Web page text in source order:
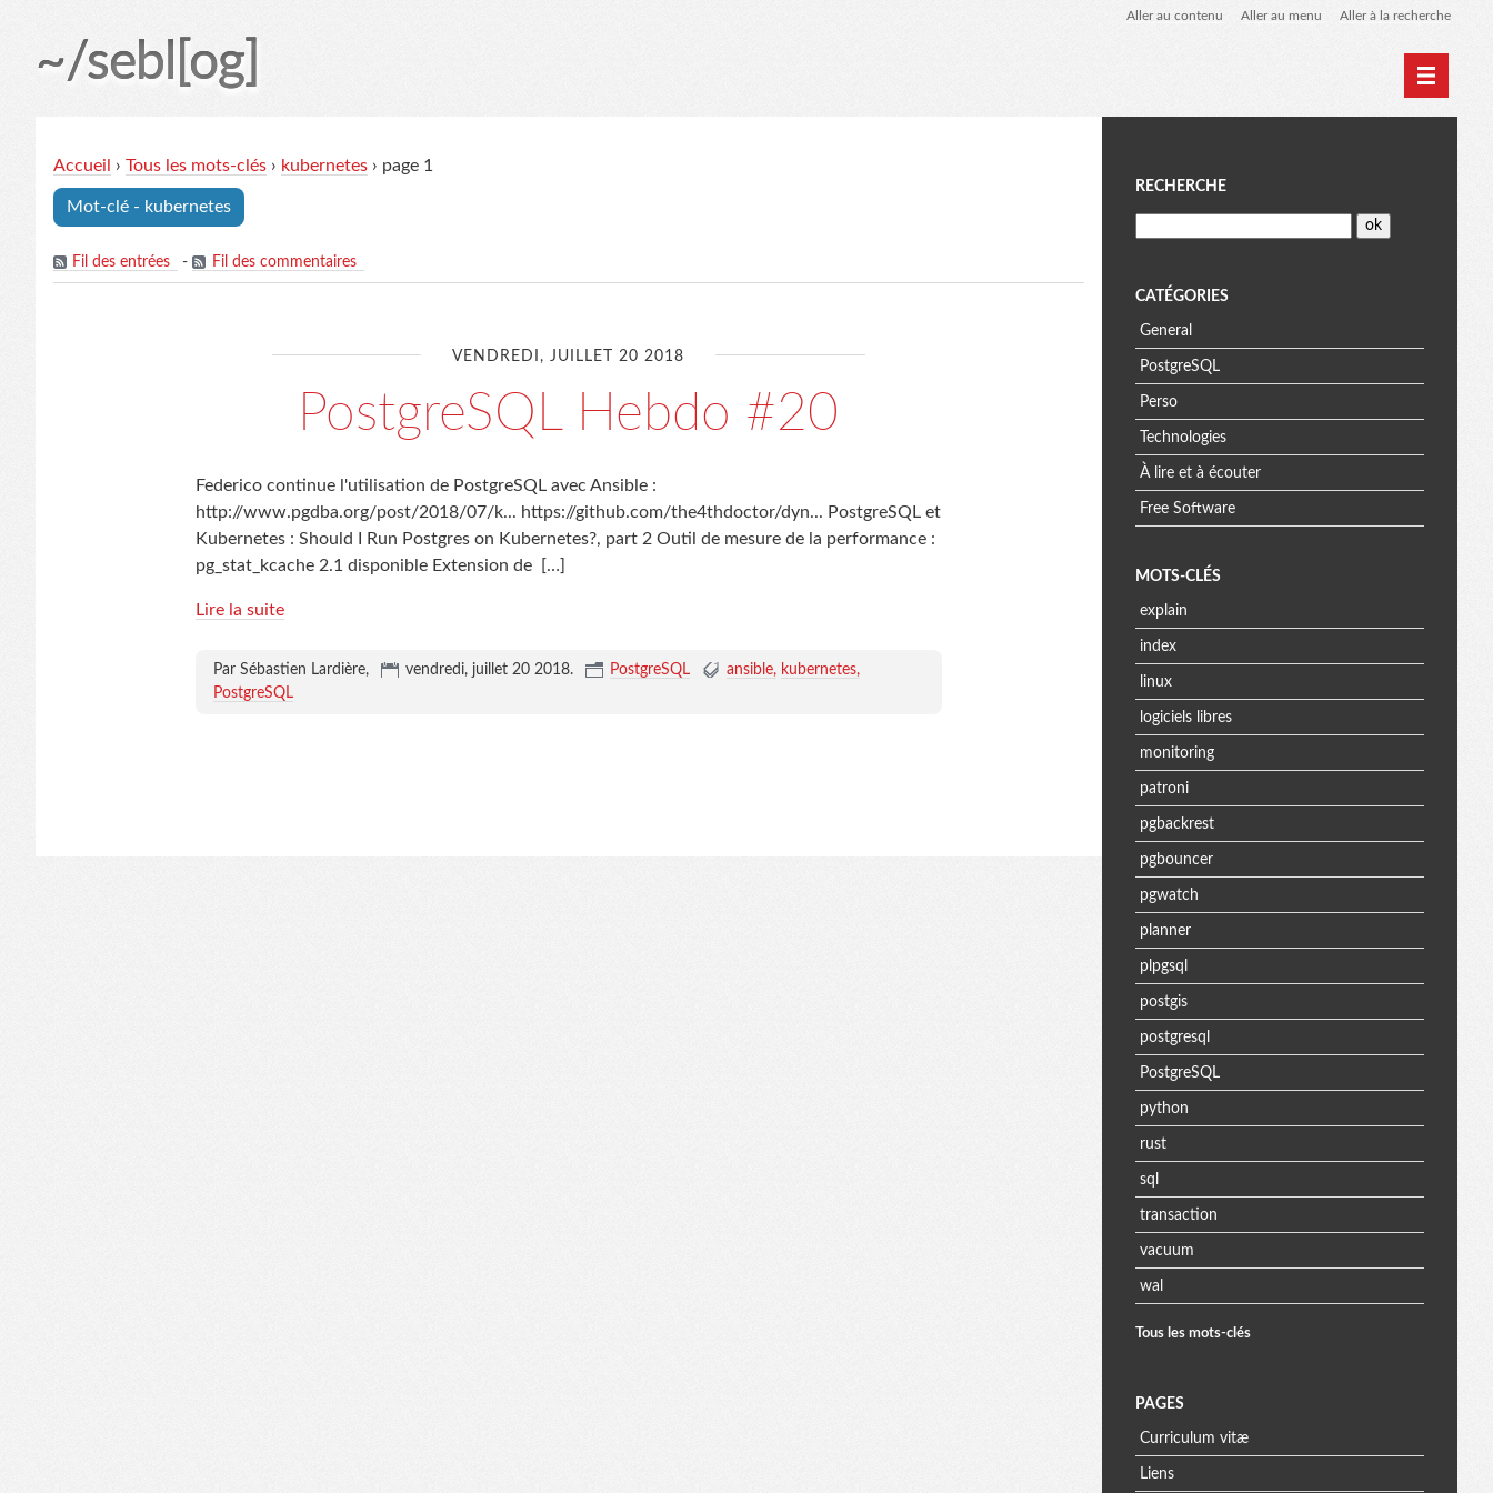
Aller au contenu Aller au menu Aller à la recherche
~/sebl[og]
Accueil
› Tous les mots-clés› kubernetes› page 1
Mot-clé - kubernetes
Fil des entrées - Fil des commentaires
VENDREDI, JUILLET 20 2018
PostgreSQL Hebdo #20
Federico continue l'utilisation de PostgreSQL avec Ansible :
http://www.pgdba.org/post/2018/07/k... https://github.com/the4thdoctor/dyn... PostgreSQL et
Kubernetes : Should I Run Postgres on Kubernetes?, part 2 Outil de mesure de la performance :
pg_stat_kcache 2.1 disponible Extension de
[…]
Lire la suite
Par Sébastien Lardière, vendredi, juillet 20 2018. PostgreSQL ansible
kubernetes
PostgreSQL
M
e
n
u
RECHERCHE
CATÉGORIES
General
PostgreSQL
Perso
Technologies
À lire et à écouter
Free Software
MOTS-CLÉS
explain
index
linux
logiciels libres
monitoring
patroni
pgbackrest
pgbouncer
pgwatch
planner
plpgsql
postgis
postgresql
PostgreSQL
python
rust
sql
transaction
vacuum
wal
Tous les mots-clés
PAGES
Curriculum vitæ
Liens